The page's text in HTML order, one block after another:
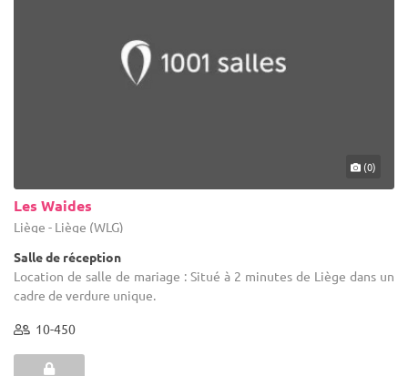
(0)
Les Waides
Liège - Liège (WLG)
Salle de réception
Location de salle de mariage : Situé à 2 minutes de Liège dans un
cadre de verdure unique.
10-450